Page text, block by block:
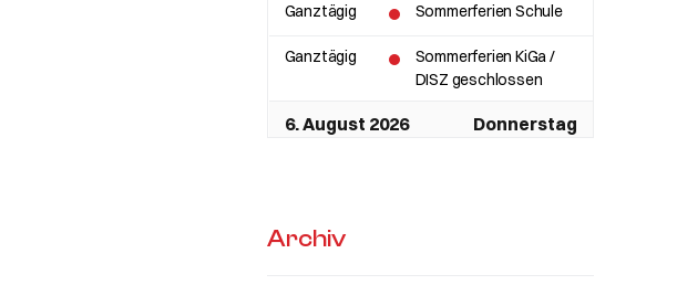
Ganztägig Sommerferien Schule
Ganztägig
Sommerferien KiGa /
DISZ geschlossen
6. August 2026 Donnerstag
Archiv